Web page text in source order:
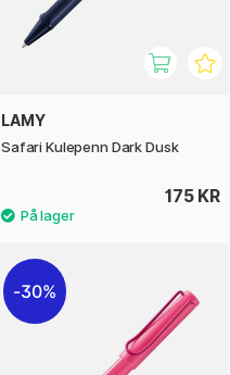
LAMY
Safari Kulepenn Dark Dusk
175 KR
30%